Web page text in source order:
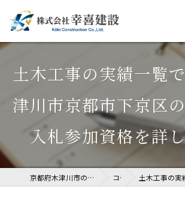
土木工事の実績一覧
津川市京都市下京区
入札参加資格を詳
京都府木津川市の土木工事なら株式会社幸喜建設 コラム 土木工事の実績一覧で京都府木津川